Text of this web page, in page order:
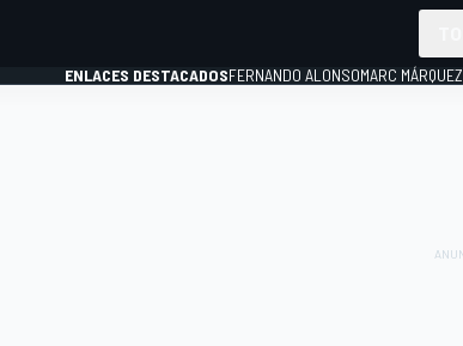
ENLACES DESTACADOSFERNANDO ALONSOMARC MÁRQUEZ